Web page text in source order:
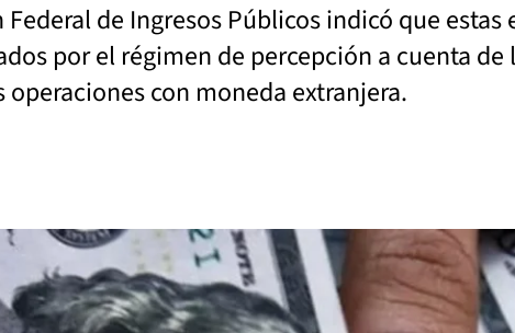
de Ingresos Públicos indicó que
por el régimen de percepción a cuenta
operaciones con moneda extranjera.